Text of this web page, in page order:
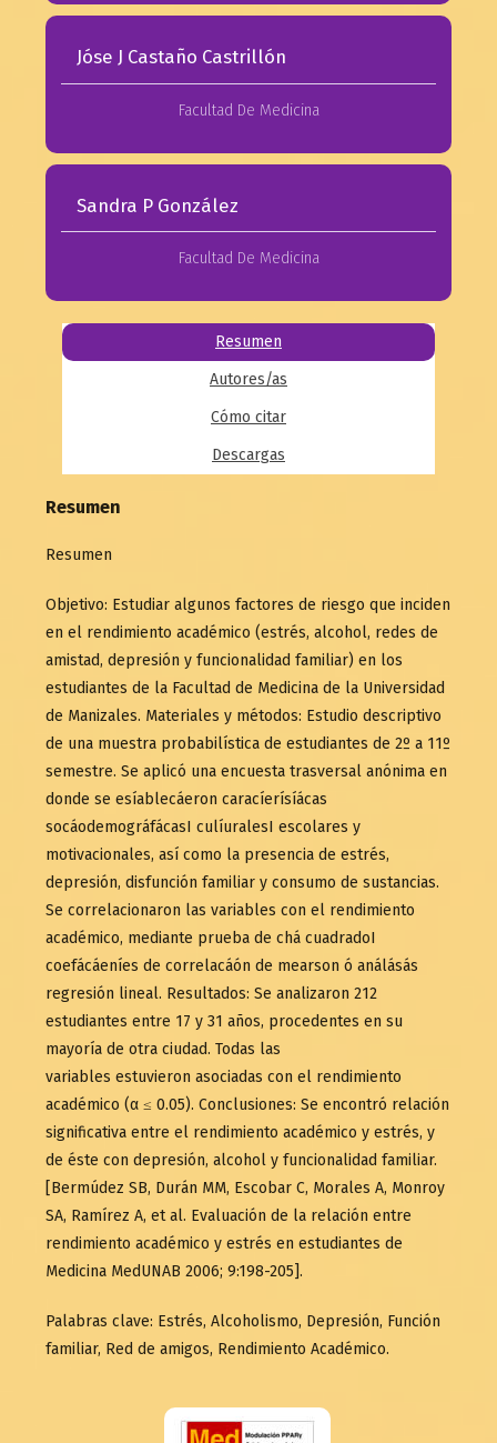
Jóse J Castaño Castrillón
Facultad De Medicina
Sandra P González
Facultad De Medicina
Resumen
Autores/as
Cómo citar
Descargas
Resumen
Resumen
Objetivo: Estudiar algunos factores de riesgo que inciden
en el rendimiento académico (estrés, alcohol, redes de
amistad, depresión y funcionalidad familiar) en los
estudiantes de la Facultad de Medicina de la Universidad
de Manizales. Materiales y métodos: Estudio descriptivo
de una muestra probabilística de estudiantes de 2º a 11º
semestre. Se aplicó una encuesta trasversal anónima en
donde se esíablecáeron caracíerísíácas
socáodemográfácasI culíuralesI escolares y
motivacionales, así como la presencia de estrés,
depresión, disfunción familiar y consumo de sustancias.
Se correlacionaron las variables con el rendimiento
académico, mediante prueba de chá cuadradoI
coefácáeníes de correlacáón de mearson ó análásás
regresión lineal. Resultados: Se analizaron 212
estudiantes entre 17 y 31 años, procedentes en su
mayoría de otra ciudad. Todas las
variables estuvieron asociadas con el rendimiento
académico (α ≤ 0.05). Conclusiones: Se encontró relación
significativa entre el rendimiento académico y estrés, y
de éste con depresión, alcohol y funcionalidad familiar.
[Bermúdez SB, Durán MM, Escobar C, Morales A, Monroy
SA, Ramírez A, et al. Evaluación de la relación entre
rendimiento académico y estrés en estudiantes de
Medicina MedUNAB 2006; 9:198-205].
Palabras clave: Estrés, Alcoholismo, Depresión, Función
familiar, Red de amigos, Rendimiento Académico.